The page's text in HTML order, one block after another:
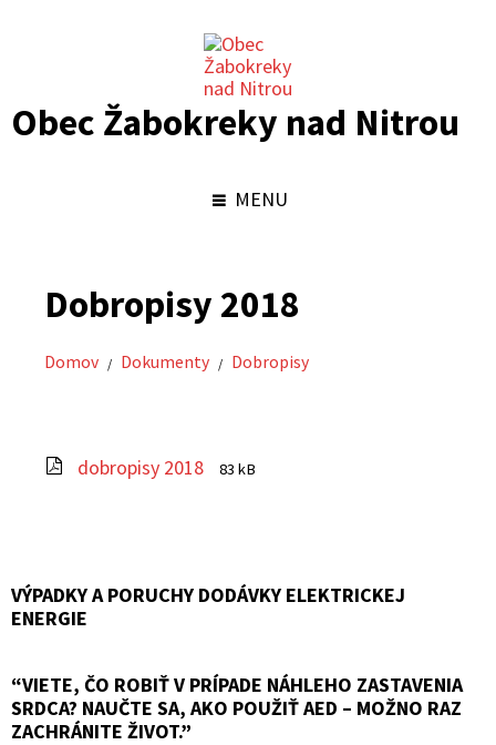
Obec Žabokreky nad Nitrou
MENU
Dobropisy 2018
Domov / Dokumenty / Dobropisy
dobropisy 2018
Prípona
Veľkosť
83 kB
VÝPADKY A PORUCHY DODÁVKY ELEKTRICKEJ
ENERGIE
“VIETE, ČO ROBIŤ V PRÍPADE NÁHLEHO ZASTAVENIA
SRDCA? NAUČTE SA, AKO POUŽIŤ AED – MOŽNO RAZ
ZACHRÁNITE ŽIVOT.”